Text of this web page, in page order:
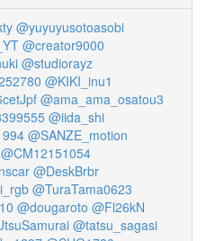
@yuyuyusotoasobi
@creator9000
@studiorayz
@KIKI_inu1
@ama_ama_osatou3
@iida_shi
@SANZE_motion
@CM12151054
@DeskBrbr
@TuraTama0623
@dougaroto @Fl26kN
@tatsu_sagasi